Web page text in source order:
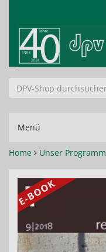
Menü
Home
Unser Programm